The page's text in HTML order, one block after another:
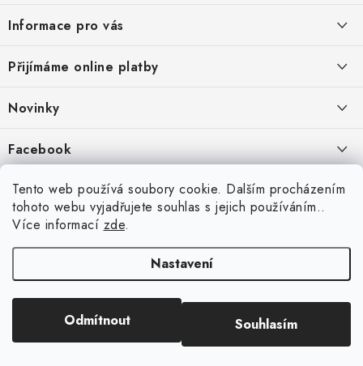
Tento web používá soubory cookie. Dalším procházením
tohoto webu vyjadřujete souhlas s jejich používáním..
Více informací zde.
Nastavení
Odmítnout Souhlasím
p
a
Informace pro vás
Jak nakupovat
Ochrana osobních údajů
Hodnocení obchodu
Doprava a platba
Vrácení zboží a reklamace
Přijímáme online platby
Novinky
Kryty, pouzdra, obaly na mobil Apple iPhone.
11.9.2022
Nová skla pro vaši ochranu
22.8.2020
Designové kryty pro Xiaomi
Facebook
Heureka Recenze obchodu
Vytvořil Shoptet
. Všechna práva vyhrazena.
Upravit nastavení